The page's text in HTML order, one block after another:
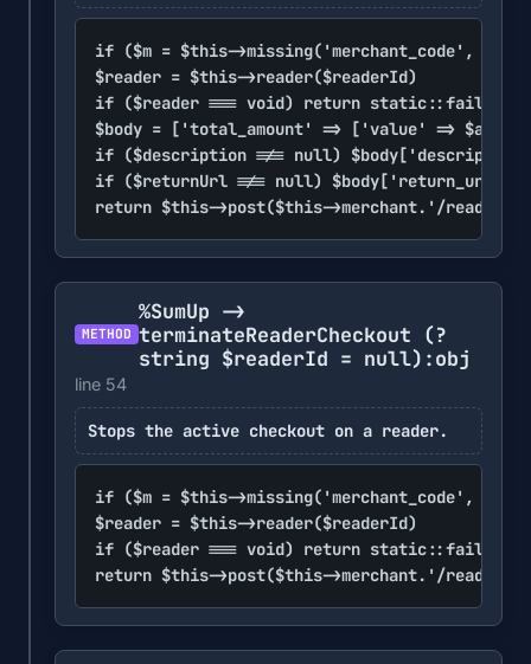
if ($m = $this->missing('merchant_code',
$reader = $this->reader($readerId)
if ($reader === void) return
$body = ['total_amount' => ['value' =>
if ($description !== null)
if ($returnUrl !== null) $body['return_url']
return $this->post($this->merchant.'/
METHOD
%SumUp ->
terminateReaderCheckout (?
string $readerId = null) :obj
line 54
Stops the active checkout on a reader.
if ($m = $this->missing('merchant_code',
$reader = $this->reader($readerId)
if ($reader === void) return
return $this->post($this->merchant.'/